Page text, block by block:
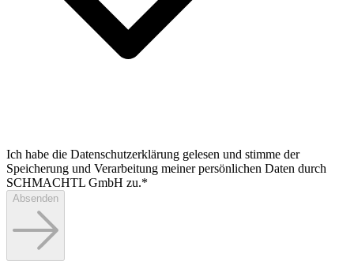
Ich habe die Datenschutzerklärung gelesen und stimme der
Speicherung und Verarbeitung meiner persönlichen Daten durch
SCHMACHTL GmbH zu.*
Absenden